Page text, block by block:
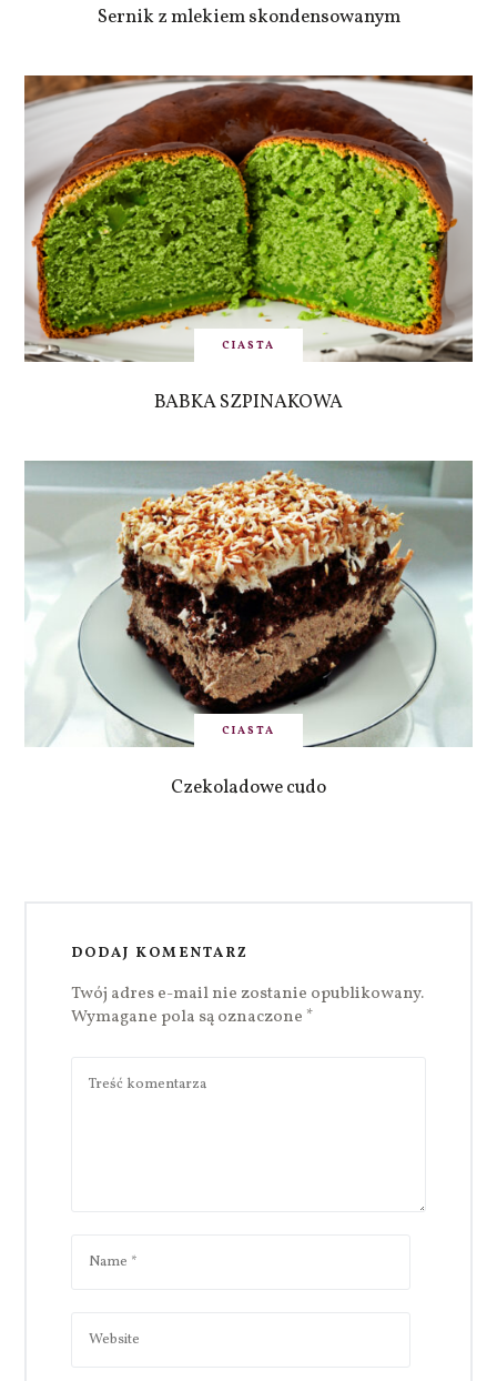
Sernik z mlekiem skondensowanym
CIASTA
BABKA SZPINAKOWA
CIASTA
Czekoladowe cudo
DODAJ KOMENTARZ
Twój adres e-mail nie zostanie opublikowany.
Wymagane pola są oznaczone *